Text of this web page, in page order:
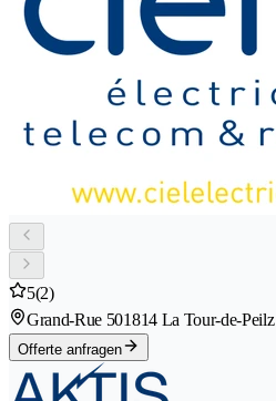
5(2)
Grand-Rue 501814 La Tour-de-Peilz
Offerte anfragen